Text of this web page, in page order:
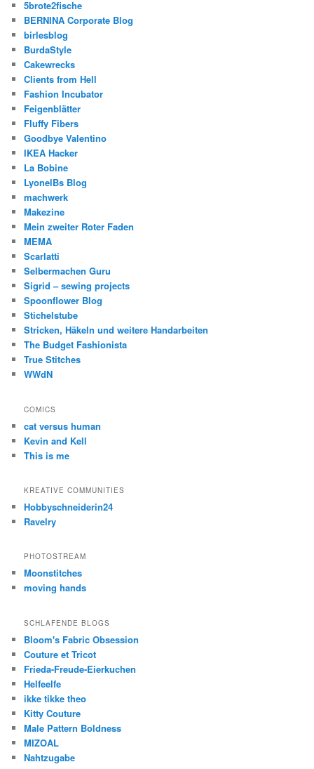
5brote2fische
BERNINA Corporate Blog
birlesblog
BurdaStyle
Cakewrecks
Clients from Hell
Fashion Incubator
Feigenblätter
Fluffy Fibers
Goodbye Valentino
IKEA Hacker
La Bobine
LyonelBs Blog
machwerk
Makezine
Mein zweiter Roter Faden
MEMA
Scarlatti
Selbermachen Guru
Sigrid – sewing projects
Spoonflower Blog
Stichelstube
Stricken, Häkeln und weitere Handarbeiten
The Budget Fashionista
True Stitches
WWdN
COMICS
cat versus human
Kevin and Kell
This is me
KREATIVE COMMUNITIES
Hobbyschneiderin24
Ravelry
PHOTOSTREAM
Moonstitches
moving hands
SCHLAFENDE BLOGS
Bloom's Fabric Obsession
Couture et Tricot
Frieda-Freude-Eierkuchen
Helfeelfe
ikke tikke theo
Kitty Couture
Male Pattern Boldness
MIZOAL
Nahtzugabe